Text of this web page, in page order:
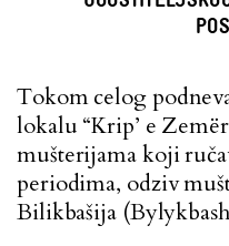
Tokom celog
lokalu “Krip’ e
mušterijama koji
periodima, odziv
Bilikbašija